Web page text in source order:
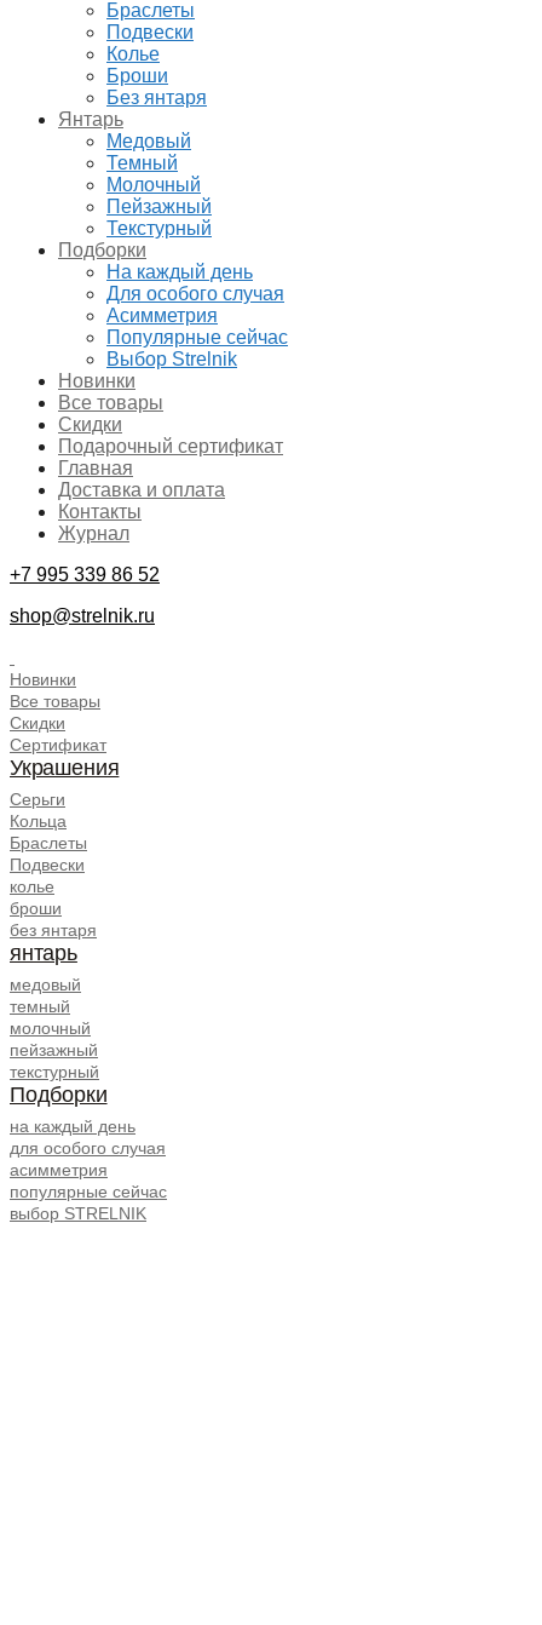
Браслеты
Подвески
Колье
Броши
Без янтаря
Янтарь
Медовый
Темный
Молочный
Пейзажный
Текстурный
Подборки
На каждый день
Для особого случая
Асимметрия
Популярные сейчас
Выбор Strelnik
Новинки
Все товары
Скидки
Подарочный сертификат
Главная
Доставка и оплата
Контакты
Журнал
+7 995 339 86 52
shop@strelnik.ru
Новинки
Все товары
Скидки
Сертификат
Украшения
Серьги
Кольца
Браслеты
Подвески
колье
броши
без янтаря
янтарь
медовый
темный
молочный
пейзажный
текстурный
Подборки
на каждый день
для особого случая
асимметрия
популярные сейчас
выбор STRELNIK